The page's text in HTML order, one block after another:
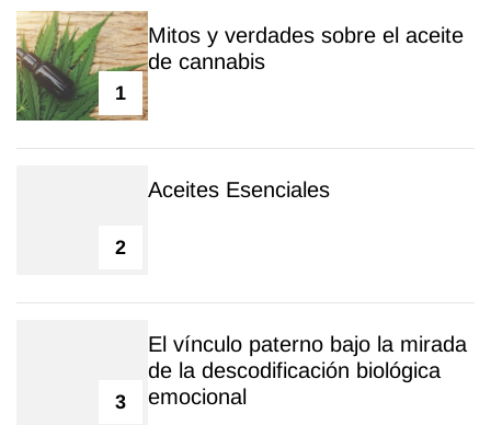
1
Mitos y verdades sobre el aceite
de cannabis
2
Aceites Esenciales
3
El vínculo paterno bajo la mirada
de la descodificación biológica
emocional